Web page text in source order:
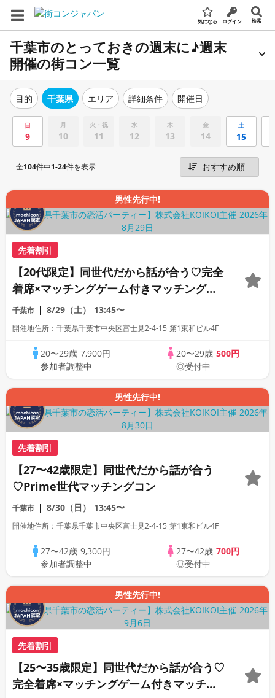
気になる ログイン 検索
千葉市のとっておきの週末に♪週末
開催の街コン一覧
目的 千葉県 エリア 詳細条件 開催日
日
9
月
10
火・祝
11
水
12
木
13
金
14
土
15
全104件中1-24件を表示
男性先行中!
先着割引
【20代限定】同世代だから話が合う♡完全
着席×マッチングゲーム付きマッチングコ
ン
千葉市 8/29（土） 13:45〜
開催地住所：千葉県千葉市中央区富士見2-4-15 第1東和ビル4F
20〜29歳 7,900円
参加者調整中
20〜29歳 500円
◎受付中
男性先行中!
先着割引
【27〜42歳限定】同世代だから話が合う
♡Prime世代マッチングコン
千葉市 8/30（日） 13:45〜
開催地住所：千葉県千葉市中央区富士見2-4-15 第1東和ビル4F
27〜42歳 9,300円
参加者調整中
27〜42歳 700円
◎受付中
男性先行中!
先着割引
【25〜35歳限定】同世代だから話が合う♡
完全着席×マッチングゲーム付きマッチン